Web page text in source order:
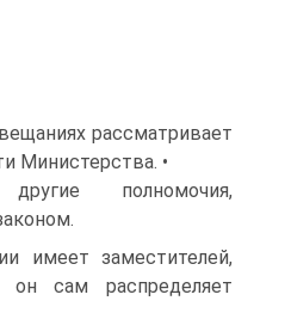
рассматривает
Министерства. •
другие полномочия,
имеет заместителей,
сам распределяет